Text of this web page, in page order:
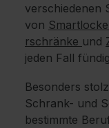
verschiedenen
von
rschränke und
jeden Fall
Besonders
Schrank- und
bestimmte